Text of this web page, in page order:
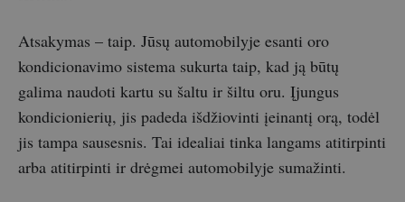
Atsakymas – taip. Jūsų automobilyje esanti oro
kondicionavimo sistema sukurta taip, kad ją būtų
galima naudoti kartu su šaltu ir šiltu oru. Įjungus
kondicionierių, jis padeda išdžiovinti įeinantį orą, todėl
jis tampa sausesnis. Tai idealiai tinka langams atitirpinti
arba atitirpinti ir drėgmei automobilyje sumažinti.